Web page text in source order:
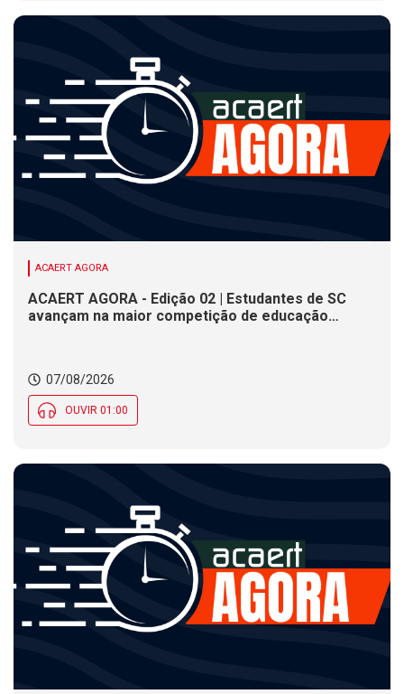
ACAERT AGORA
ACAERT AGORA - Edição 02 | Estudantes de SC
avançam na maior competição de educação
Social nesta sexta (7)
07/08/2026
OUVIR 01:00